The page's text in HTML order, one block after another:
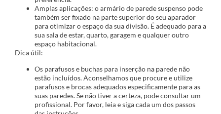
Amplas aplicações: o armário de parede suspenso pode
também ser fixado na parte superior do seu aparador
para otimizar o espaço da sua divisão. É adequado para a
sua sala de estar, quarto, garagem e qualquer outro
espaço habitacional.
Dica útil:
Os parafusos e buchas para inserção na parede não
estão incluídos. Aconselhamos que procure e utilize
parafusos e brocas adequados especificamente para as
suas paredes. Se não tiver a certeza, pode consultar um
profissional. Por favor, leia e siga cada um dos passos